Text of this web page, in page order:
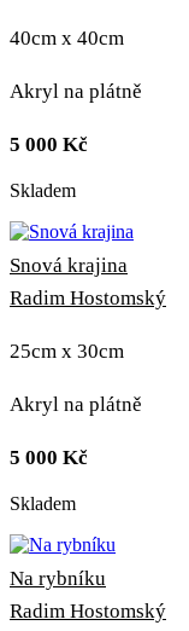
40cm x 40cm
Akryl na plátně
5 000 Kč
Skladem
Snová krajina
Radim Hostomský
25cm x 30cm
Akryl na plátně
5 000 Kč
Skladem
Na rybníku
Radim Hostomský